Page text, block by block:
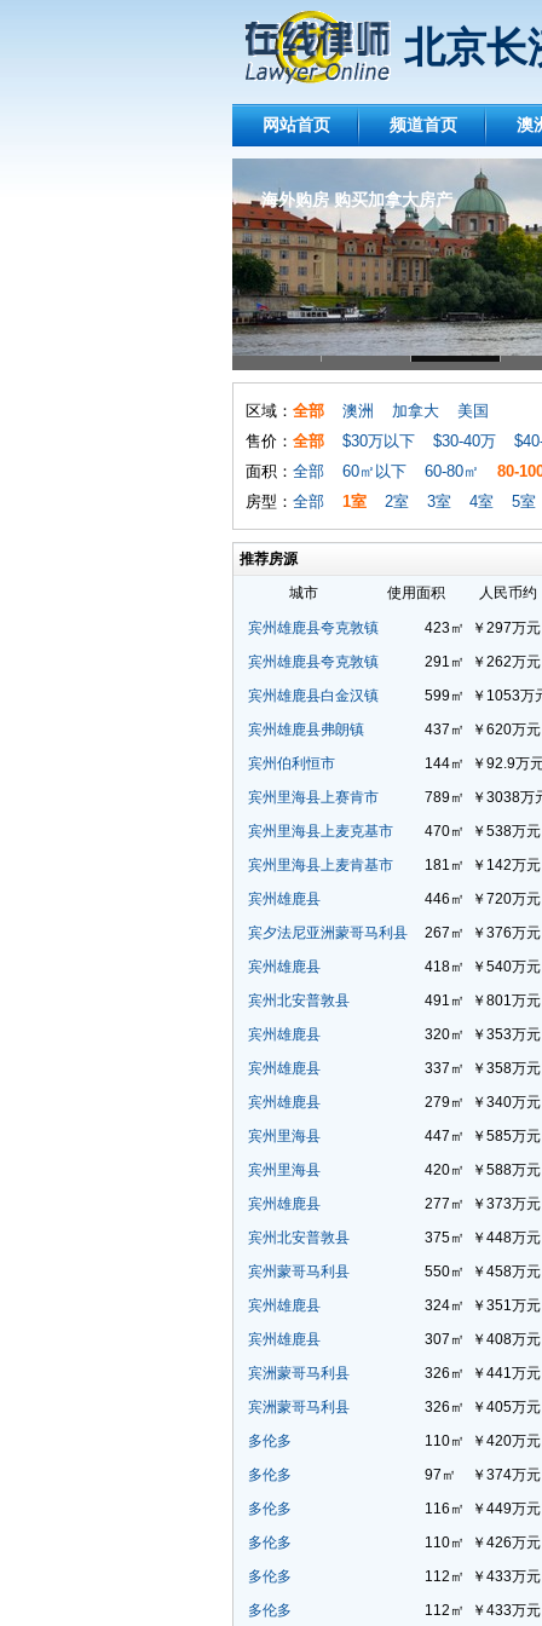
北京长
网站首页 频道首页 澳
海外购房 购买加拿大房产
区域： 全部 澳洲 加拿大
美国
售价： 全部 $30万以下 $30-40万
面积： 全部 60㎡以下 60-80㎡
80-
房型： 全部 1室 2室 3室 4室 5室
推荐房源
城市
使用面积 人民币约
宾州雄鹿县夸克敦镇 423㎡
￥297万元
宾州雄鹿县夸克敦镇
291㎡
￥262万元
宾州雄鹿县白金汉镇
599㎡
￥1053万
宾州雄鹿县弗朗镇
437㎡
￥620万元
宾州伯利恒市
144㎡
￥92.9万
宾州里海县上赛肯市
789㎡
￥3038万
宾州里海县上麦克基市
470㎡
￥538万元
宾州里海县上麦肯基市
181㎡
￥142万元
宾州雄鹿县
446㎡
￥720万元
宾夕法尼亚洲蒙哥马利县
267㎡
￥376万元
宾州雄鹿县
418㎡
￥540万元
宾州北安普敦县
491㎡
￥801万元
宾州雄鹿县
320㎡
￥353万元
宾州雄鹿县
337㎡
￥358万元
宾州雄鹿县
279㎡
￥340万元
宾州里海县
447㎡
￥585万元
宾州里海县
420㎡
￥588万元
宾州雄鹿县
277㎡
￥373万元
宾州北安普敦县
375㎡
￥448万元
宾州蒙哥马利县
550㎡
￥458万元
宾州雄鹿县
324㎡
￥351万元
宾州雄鹿县
307㎡
￥408万元
宾洲蒙哥马利县
326㎡
￥441万元
宾洲蒙哥马利县
326㎡
￥405万元
多伦多
110㎡
￥420万元
多伦多
97㎡
￥374万元
多伦多
116㎡
￥449万元
多伦多
110㎡
￥426万元
多伦多
112㎡
￥433万元
多伦多
112㎡ ￥433万元